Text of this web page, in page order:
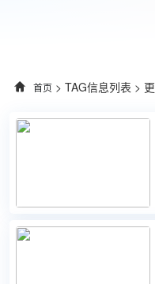
首页 > TAG信息列表 >